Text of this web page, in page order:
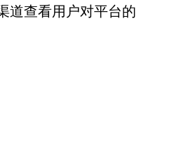
道查看用户对平台的